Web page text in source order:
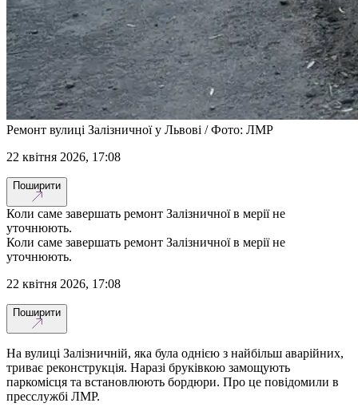
Ремонт вулиці Залізничної у Львові / Фото: ЛМР
22 квітня 2026, 17:08
Поширити
Коли саме завершать ремонт Залізничної в мерії не
уточнюють.
Коли саме завершать ремонт Залізничної в мерії не
уточнюють.
22 квітня 2026, 17:08
Поширити
На вулиці Залізничній, яка була однією з найбільш аварійних,
триває реконструкція. Наразі бруківкою замощують
паркомісця та встановлюють бордюри. Про це повідомили в
пресслужбі ЛМР.